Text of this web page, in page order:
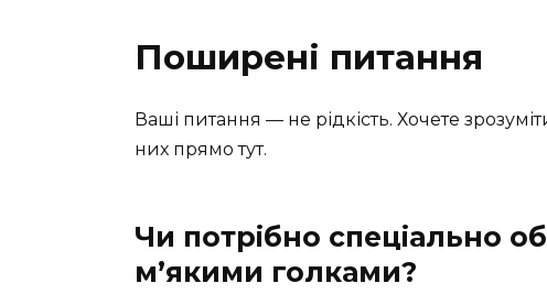
Поширені питання
Ваші питання — не рідкість. Хочете
них прямо тут.
Чи потрібно спеціально
м’якими голками?